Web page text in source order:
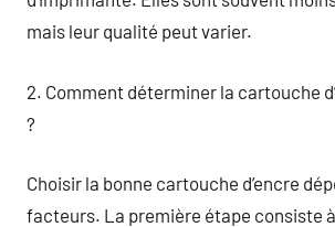
mais leur qualité peut varier.
2. Comment déterminer la cartouche
?
Choisir la bonne cartouche d’encre
facteurs. La première étape consiste